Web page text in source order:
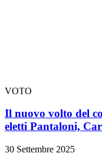
VOTO
Il nuovo volto del
eletti Pantaloni,
30 Settembre 2025